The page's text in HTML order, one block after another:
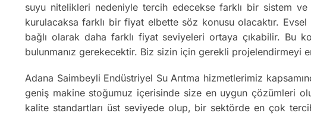
suyu nitelikleri nedeniyle tercih edecekse farklı bir sistem
kurulacaksa farklı bir fiyat elbette söz konusu olacaktır. Evsel
bağlı olarak daha farklı fiyat seviyeleri ortaya çıkabilir. Bu
bulunmanız gerekecektir. Biz sizin için gerekli projelendirmeyi
Adana Saimbeyli Endüstriyel Su Arıtma hizmetlerimiz
geniş makine stoğumuz içerisinde size en uygun çözümleri
kalite standartları üst seviyede olup, bir sektörde en çok